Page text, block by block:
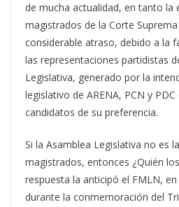
de mucha actualidad, en tanto la
magistrados de la Corte
considerable atraso, debido a la
las representaciones partidistas
Legislativa, generado por la
legislativo de ARENA, PCN y
candidatos de su preferencia.
Si la Asamblea Legislativa no es
magistrados, entonces ¿Quién
respuesta la anticipó el FMLN,
durante la conmemoración del